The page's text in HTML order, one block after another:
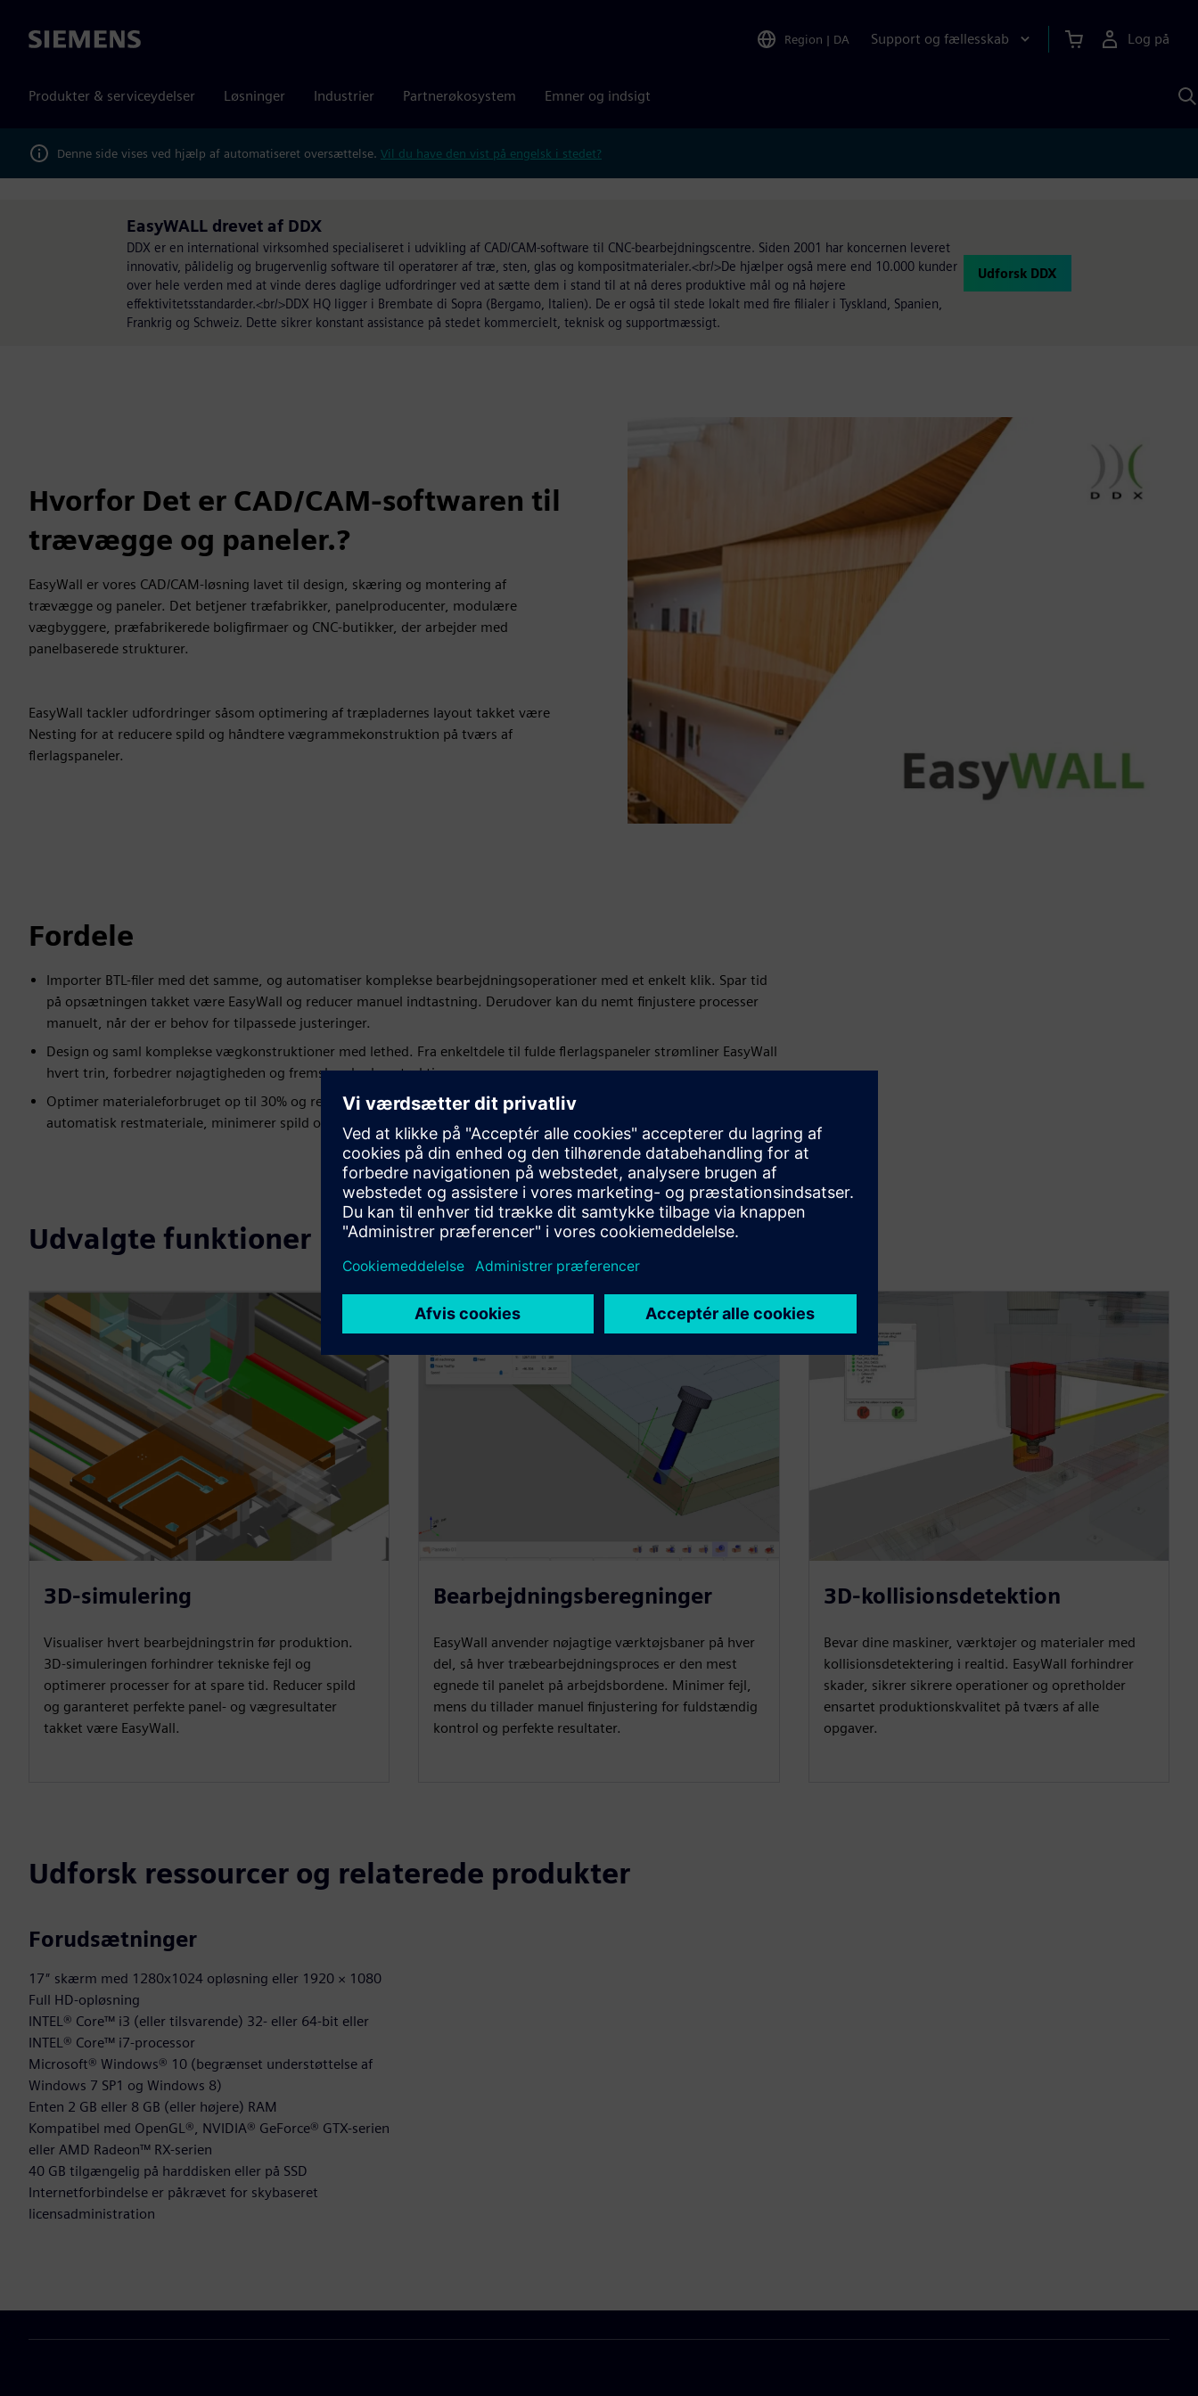
Siemens Region | DA Support og fællesskab Log på
Produkter & serviceydelser Løsninger Industrier Partnerøkosystem Emner og indsigt
Denne side vises ved hjælp af automatiseret oversættelse. Vil du have den vist på engelsk i stedet?
EasyWALL drevet af DDX
DDX er en international virksomhed specialiseret i udvikling af CAD/CAM-software til CNC-bearbejdningscentre. Siden 2001 har koncernen leveret
innovativ, pålidelig og brugervenlig software til operatører af træ, sten, glas og kompositmaterialer.<br/>De hjælper også mere end 10.000 kunder
over hele verden med at vinde deres daglige udfordringer ved at sætte dem i stand til at nå deres produktive mål og nå højere
effektivitetsstandarder.<br/>DDX HQ ligger i Brembate di Sopra (Bergamo, Italien). De er også til stede lokalt med fire filialer i Tyskland, Spanien,
Frankrig og Schweiz. Dette sikrer konstant assistance på stedet kommercielt, teknisk og supportmæssigt.
Udforsk DDX
Hvorfor Det er CAD/CAM-softwaren til
trævægge og paneler.?
EasyWall er vores CAD/CAM-løsning lavet til design, skæring og montering af
trævægge og paneler. Det betjener træfabrikker, panelproducenter, modulære
vægbyggere, præfabrikerede boligfirmaer og CNC-butikker, der arbejder med
panelbaserede strukturer.
EasyWall tackler udfordringer såsom optimering af træpladernes layout takket være
Nesting for at reducere spild og håndtere vægrammekonstruktion på tværs af
flerlagspaneler.
Fordele
Importer BTL-filer med det samme, og automatiser komplekse bearbejdningsoperationer med et enkelt klik. Spar tid
på opsætningen takket være EasyWall og reducer manuel indtastning. Derudover kan du nemt finjustere processer
manuelt, når der er behov for tilpassede justeringer.
Design og saml komplekse vægkonstruktioner med lethed. Fra enkeltdele til fulde flerlagspaneler strømliner EasyWall
hvert trin, forbedrer nøjagtigheden og fremskynder konstruktionen.
Optimer materialeforbruget op til 30% og reducer produktionsomkostningerne. EasyWalls indlejring genbruger
automatisk restmateriale, minimerer spild og maksimerer paneleffektiviteten i hvert projekt.
Udvalgte funktioner
3D-simulering
Visualiser hvert bearbejdningstrin før produktion.
3D-simuleringen forhindrer tekniske fejl og
optimerer processer for at spare tid. Reducer spild
og garanteret perfekte panel- og vægresultater
takket være EasyWall.
Bearbejdningsberegninger
EasyWall anvender nøjagtige værktøjsbaner på hver
del, så hver træbearbejdningsproces er den mest
egnede til panelet på arbejdsbordene. Minimer fejl,
mens du tillader manuel finjustering for fuldstændig
kontrol og perfekte resultater.
3D-kollisionsdetektion
Bevar dine maskiner, værktøjer og materialer med
kollisionsdetektering i realtid. EasyWall forhindrer
skader, sikrer sikrere operationer og opretholder
ensartet produktionskvalitet på tværs af alle
opgaver.
Udforsk ressourcer og relaterede produkter
Forudsætninger
17″ skærm med 1280x1024 opløsning eller 1920 × 1080
Full HD-opløsning
INTEL® Core™ i3 (eller tilsvarende) 32- eller 64-bit eller
INTEL® Core™ i7-processor
Microsoft® Windows® 10 (begrænset understøttelse af
Windows 7 SP1 og Windows 8)
Enten 2 GB eller 8 GB (eller højere) RAM
Kompatibel med OpenGL®, NVIDIA® GeForce® GTX-serien
eller AMD Radeon™ RX-serien
40 GB tilgængelig på harddisken eller på SSD
Internetforbindelse er påkrævet for skybaseret
licensadministration